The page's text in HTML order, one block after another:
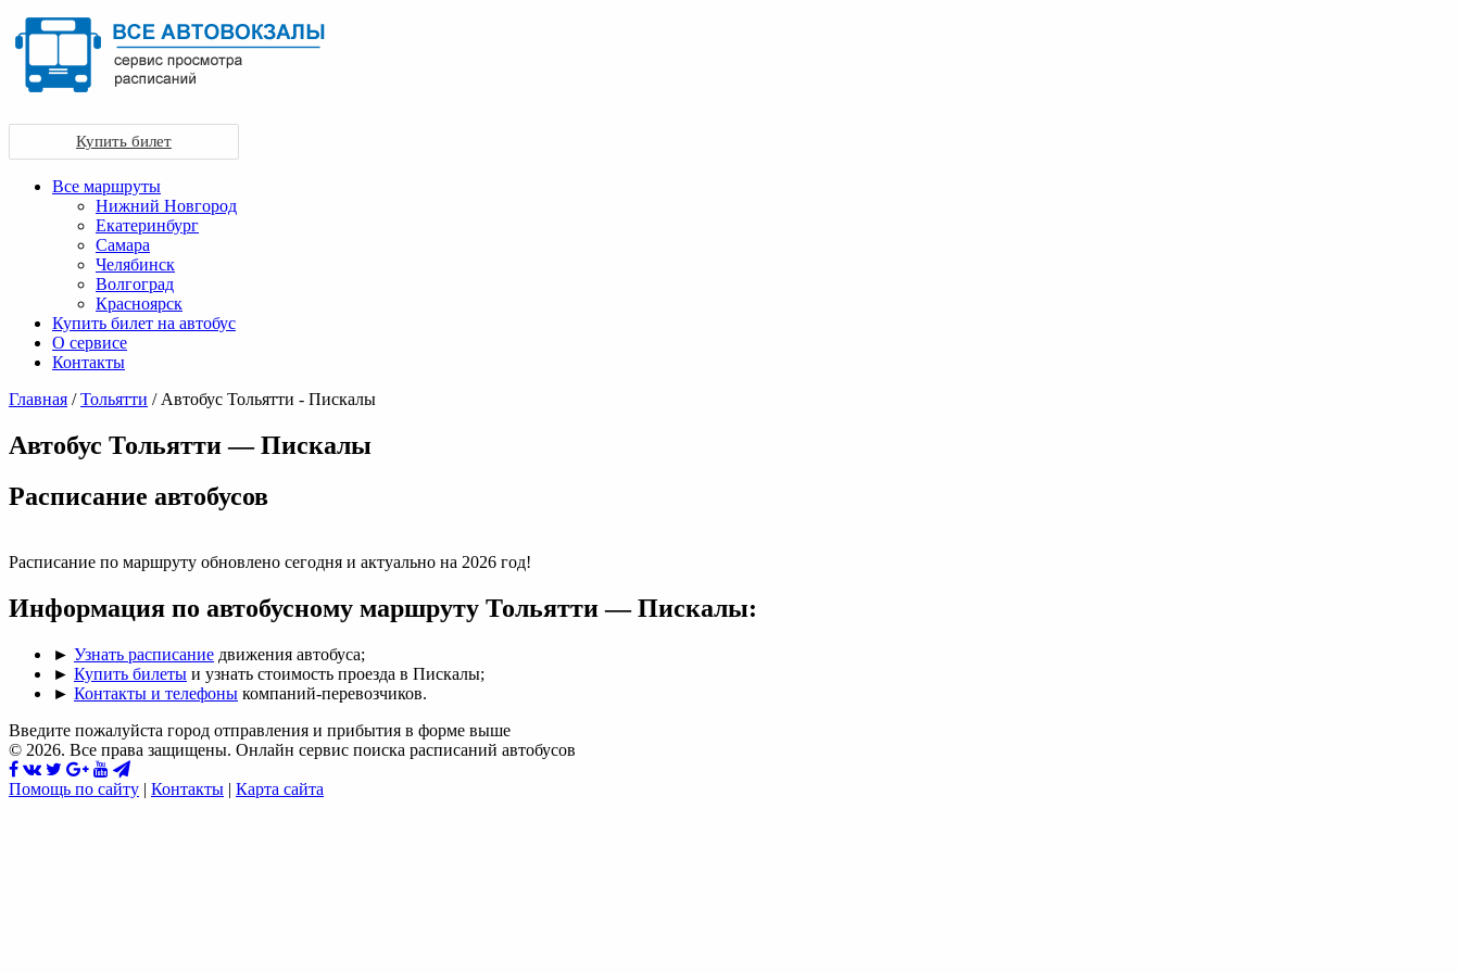
Купить билет
Все маршруты
Нижний Новгород
Екатеринбург
Самара
Челябинск
Волгоград
Красноярск
Купить билет на автобус
О сервисе
Контакты
Главная /Тольятти / Автобус Тольятти - Пискалы
Автобус Тольятти — Пискалы
Раcписание автобусов
Расписание по маршруту обновлено сегодня и актуально на 2026 год!
Информация по автобусному маршруту Тольятти — Пискалы:
► Узнать расписание движения автобуса;
► Купить билеты и узнать стоимость проезда в Пискалы;
► Контакты и телефоны компаний-перевозчиков.
Введите пожалуйста город отправления и прибытия в форме выше
© 2026. Все права защищены. Онлайн сервис поиска расписаний автобусов
Помощь по сайту | Контакты | Карта сайта